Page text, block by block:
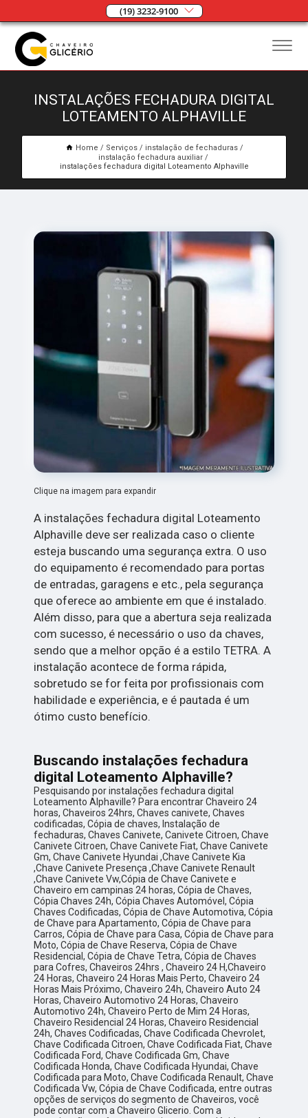
(19) 3232-9100
INSTALAÇÕES FECHADURA DIGITAL
LOTEAMENTO ALPHAVILLE
Home Serviços
instalação de fechaduras
instalação fechadura auxiliar
instalações fechadura digital Loteamento Alphaville
Clique na imagem para expandir
A instalações fechadura digital Loteamento
Alphaville deve ser realizada caso o cliente
esteja buscando uma segurança extra. O uso
do equipamento é recomendado para portas
de entradas, garagens e etc., pela segurança
que oferece ao ambiente em que é instalado.
Além disso, para que a abertura seja realizada
com sucesso, é necessário o uso da chaves,
sendo que a melhor opção é a estilo TETRA. A
instalação acontece de forma rápida,
sobretudo se for feita por profissionais com
habilidade e experiência, e é pautada é um
ótimo custo benefício.
Buscando instalações fechadura
digital Loteamento Alphaville?
Pesquisando por instalações fechadura digital
Loteamento Alphaville? Para encontrar Chaveiro 24
horas, Chaveiros 24hrs, Chaves canivete, Chaves
codificadas, Cópia de chaves, Instalação de
fechaduras, Chaves Canivete, Canivete Citroen, Chave
Canivete Citroen, Chave Canivete Fiat, Chave Canivete
Gm, Chave Canivete Hyundai ,Chave Canivete Kia
,Chave Canivete Presença ,Chave Canivete Renault
,Chave Canivete Vw,Cópia de Chave Canivete e
Chaveiro em campinas 24 horas, Cópia de Chaves,
Cópia Chaves 24h, Cópia Chaves Automóvel, Cópia
Chaves Codificadas, Cópia de Chave Automotiva, Cópia
de Chave para Apartamento, Cópia de Chave para
Carros, Cópia de Chave para Casa, Cópia de Chave para
Moto, Cópia de Chave Reserva, Cópia de Chave
Residencial, Cópia de Chave Tetra, Cópia de Chaves
para Cofres, Chaveiros 24hrs , Chaveiro 24 H,Chaveiro
24 Horas, Chaveiro 24 Horas Mais Perto, Chaveiro 24
Horas Mais Próximo, Chaveiro 24h, Chaveiro Auto 24
Horas, Chaveiro Automotivo 24 Horas, Chaveiro
Automotivo 24h, Chaveiro Perto de Mim 24 Horas,
Chaveiro Residencial 24 Horas, Chaveiro Residencial
24h, Chaves Codificadas, Chave Codificada Chevrolet,
Chave Codificada Citroen, Chave Codificada Fiat, Chave
Codificada Ford, Chave Codificada Gm, Chave
Codificada Honda, Chave Codificada Hyundai, Chave
Codificada para Moto, Chave Codificada Renault, Chave
Codificada Vw, Cópia de Chave Codificada, entre outras
opções de serviços do segmento de Chaveiros, você
pode contar com a Chaveiro Glicerio. Com a